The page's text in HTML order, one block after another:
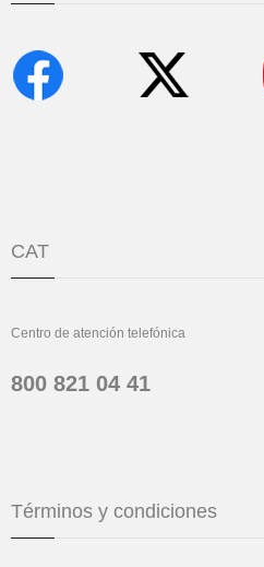
CAT
Centro de atención telefónica
800 821 04 41
Términos y condiciones